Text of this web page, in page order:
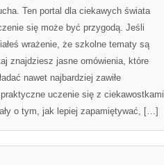
Ten portal dla ciekawych świata
się może być przygodą. Jeśli
wrażenie, że szkolne tematy są
znajdziesz jasne omówienia, które
nawet najbardziej zawiłe
uczenie się z ciekawostkami
o tym, jak lepiej zapamiętywać, […]